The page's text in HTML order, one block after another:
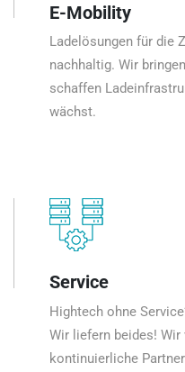
E-Mobility
Ladelösungen für die
nachhaltig. Wir
schaffen
wächst.
Service
Hightech ohne
Wir liefern beides!
kontinuierliche